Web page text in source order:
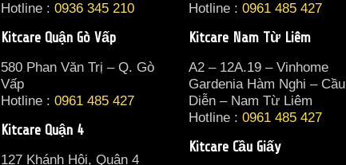
Hotline :0936 345 210
Kitcare Quận Gò Vấp
580 Phan Văn Trị – Q. Gò
Vấp
Hotline :0961 485 427
Kitcare Quận 4
127 Khánh Hội, Quận 4
Hotline :0961 485 427
Kitcare Nam Từ Liêm
A2 – 12A.19 – Vinhome
Gardenia Hàm Nghi – Cầu
Diễn – Nam Từ Liêm
Hotline :0961 485 427
Kitcare Cầu Giấy